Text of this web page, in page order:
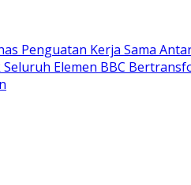
Penguatan Kerja Sama
Elemen BBC